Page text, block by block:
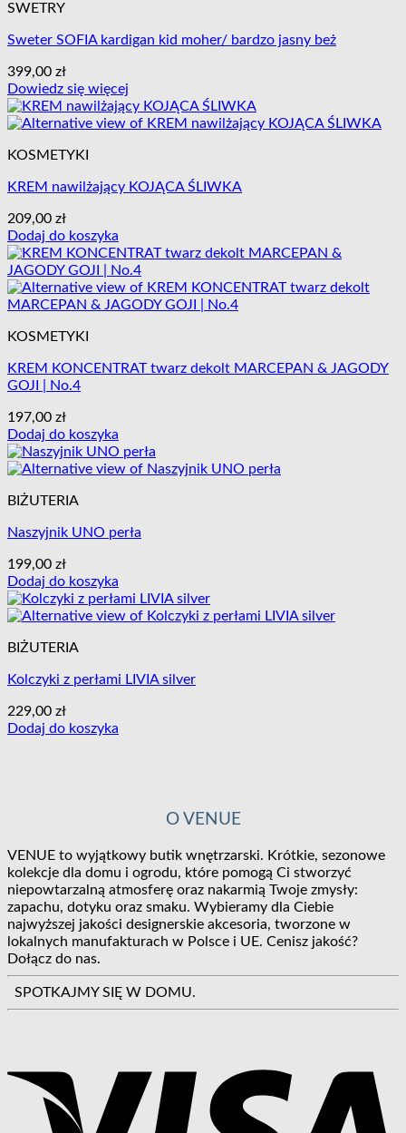
SWETRY
Sweter SOFIA kardigan kid moher/ bardzo jasny beż
399,00 zł
Dowiedz się więcej
KOSMETYKI
KREM nawilżający KOJĄCA ŚLIWKA
209,00 zł
Dodaj do koszyka
KOSMETYKI
KREM KONCENTRAT twarz dekolt MARCEPAN & JAGODY
GOJI | No.4
197,00 zł
Dodaj do koszyka
BIŻUTERIA
Naszyjnik UNO perła
199,00 zł
Dodaj do koszyka
BIŻUTERIA
Kolczyki z perłami LIVIA silver
229,00 zł
Dodaj do koszyka
O VENUE
VENUE to wyjątkowy butik wnętrzarski. Krótkie, sezonowe
kolekcje dla domu i ogrodu, które pomogą Ci stworzyć
niepowtarzalną atmosferę oraz nakarmią Twoje zmysły:
zapachu, dotyku oraz smaku. Wybieramy dla Ciebie
najwyższej jakości designerskie akcesoria, tworzone w
lokalnych manufakturach w Polsce i UE. Cenisz jakość?
Dołącz do nas.
SPOTKAJMY SIĘ W DOMU.